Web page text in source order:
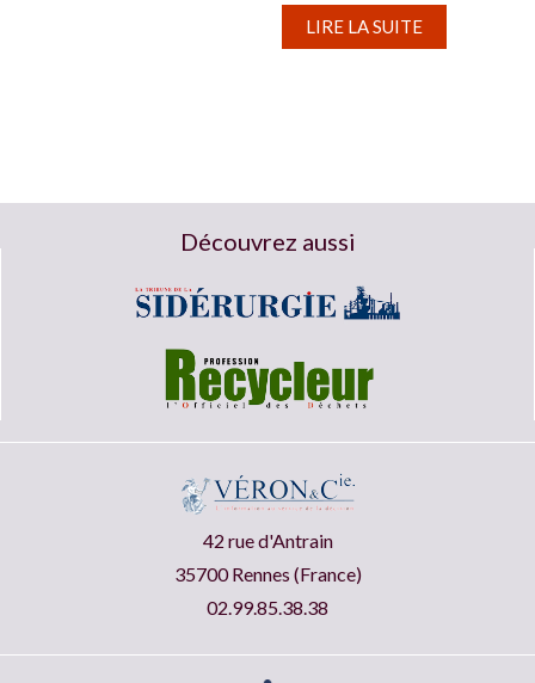
LIRE LA SUITE
Découvrez aussi
42 rue d'Antrain
35700 Rennes (France)
02.99.85.38.38